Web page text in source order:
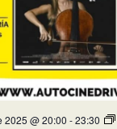
2025 @ 20:00 -23:30